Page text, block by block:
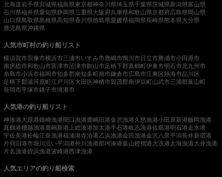
北海道岩手県宮城県福島県東京都神奈川県埼玉県千葉県茨城県新潟県富山県
石川県福井県愛知県静岡県三重県大阪府兵庫県和歌山県京都府広島県岡山県
山口県鳥取県島根県高知県香川県徳島県愛媛県福岡県長崎県熊本県大分県
鹿児島県沖縄県
人気市町村の釣り船リスト
横須賀市宗像市横浜市三浦市いすみ市鹿嶋市鴨川市日立市勝浦市小田原市
南房総市和歌山市富津市沼津市館山市足柄下郡真鶴町伊東市明石市北九州市
糸島市小浜市福岡市知多郡南知多町旭市鎌倉市広島市江東区熱海市品川区
足柄下郡湯河原町江戸川区大田区神栖市賀茂郡南伊豆町山武市三浦郡葉山町
長岡市平塚市銚子市境港市
人気港の釣り船リスト
神湊港大原港鐘崎漁港間口漁港 鹿嶋旧港金沢漁港久慈漁港小田原新港飯岡漁港
真鶴港腰越漁港 鹿嶋新港 上総湊港加太港手石港岐志漁港佐島港明石港走水港
宇佐美港松輪江奈漁港福浦港寺泊港乙浜漁港金田漁港金沢八景平潟長井新宿港
片貝旧港市堀川沿い平潟港外川漁港那珂湊港葉山鐙摺港大洗港太海漁港大井漁港
片名漁港姪浜漁港波崎港西津漁港
人気エリアの釣り船検索